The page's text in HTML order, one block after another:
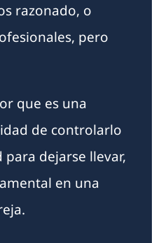
razonado, o
pero
que es una
de controlarlo
dejarse llevar,
en una